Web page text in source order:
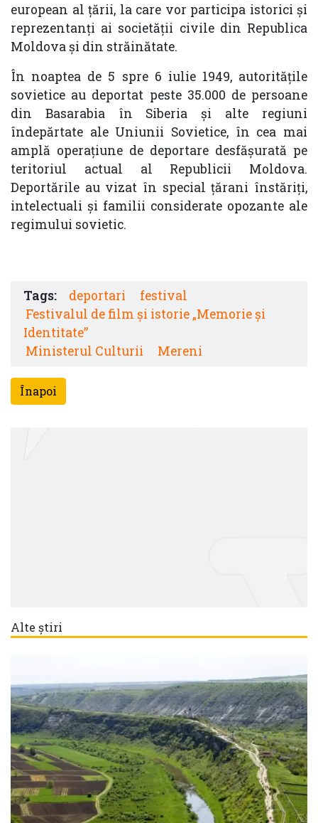
european al țării, la care vor participa istorici și
reprezentanți ai societății civile din Republica
Moldova și din străinătate.
În noaptea de 5 spre 6 iulie 1949, autoritățile
sovietice au deportat peste 35.000 de persoane
din Basarabia în Siberia și alte regiuni
îndepărtate ale Uniunii Sovietice, în cea mai
amplă operațiune de deportare desfășurată pe
teritoriul actual al Republicii Moldova.
Deportările au vizat în special țărani înstăriți,
intelectuali și familii considerate opozante ale
regimului sovietic.
Tags: deportari
festival
Festivalul de film și istorie „Memorie și
Identitate”
Ministerul Culturii
Mereni
Înapoi
Alte știri